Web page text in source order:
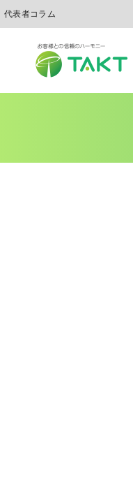
代表者コラム